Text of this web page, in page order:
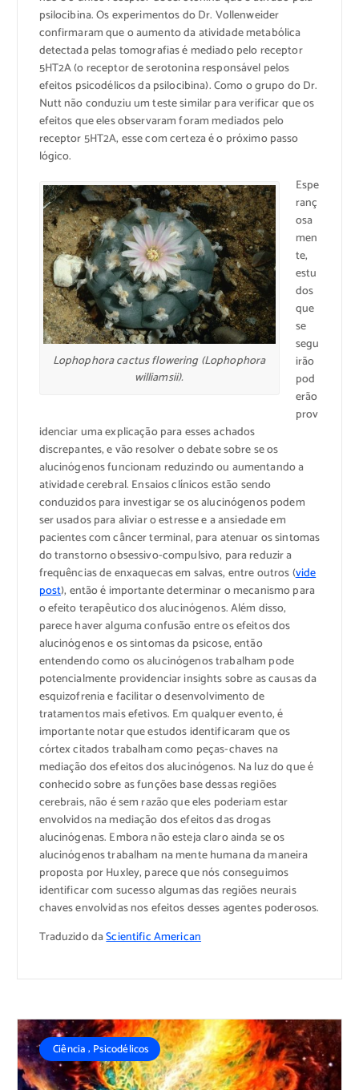
psilocibina. Os experimentos do Dr. Vollenweider
confirmaram que o aumento da atividade metabólica
detectada pelas tomografias é mediado pelo receptor
5HT2A (o receptor de serotonina responsável pelos
efeitos psicodélicos da psilocibina). Como o grupo do Dr.
Nutt não conduziu um teste similar para verificar que os
efeitos que eles observaram foram mediados pelo
receptor 5HT2A, esse com certeza é o próximo passo
lógico.
Lophophora cactus flowering (Lophophora
williamsii).
Espe
ranç
osa
men
te,
estu
dos
que
se
segu
irão
pod
erão
prov
idenciar uma explicação para esses achados
discrepantes, e vão resolver o debate sobre se os
alucinógenos funcionam reduzindo ou aumentando a
atividade cerebral. Ensaios clínicos estão sendo
conduzidos para investigar se os alucinógenos podem
ser usados para aliviar o estresse e a ansiedade em
pacientes com câncer terminal, para atenuar os sintomas
do transtorno obsessivo-compulsivo, para reduzir a
frequências de enxaquecas em salvas, entre outros (vide
post), então é importante determinar o mecanismo para
o efeito terapêutico dos alucinógenos. Além disso,
parece haver alguma confusão entre os efeitos dos
alucinógenos e os sintomas da psicose, então
entendendo como os alucinógenos trabalham pode
potencialmente providenciar insights sobre as causas da
esquizofrenia e facilitar o desenvolvimento de
tratamentos mais efetivos. Em qualquer evento, é
importante notar que estudos identificaram que os
córtex citados trabalham como peças-chaves na
mediação dos efeitos dos alucinógenos. Na luz do que é
conhecido sobre as funções base dessas regiões
cerebrais, não é sem razão que eles poderiam estar
envolvidos na mediação dos efeitos das drogas
alucinógenas. Embora não esteja claro ainda se os
alucinógenos trabalham na mente humana da maneira
proposta por Huxley, parece que nós conseguimos
identificar com sucesso algumas das regiões neurais
chaves envolvidas nos efeitos desses agentes poderosos.
Traduzido daScientific American
Ciência, Psicodélicos